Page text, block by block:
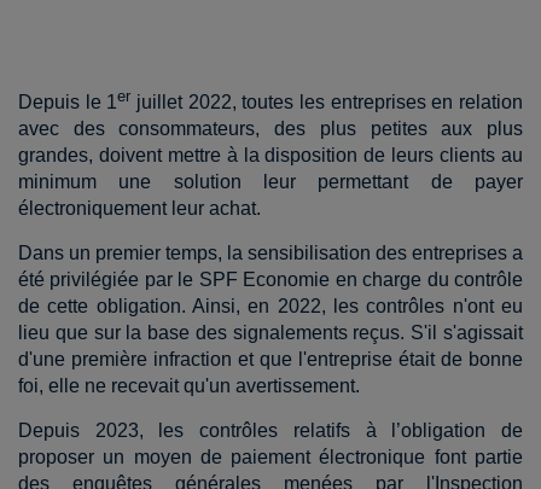
Depuis le 1er juillet 2022, toutes les entreprises en relation
avec des consommateurs, des plus petites aux plus
grandes, doivent mettre à la disposition de leurs clients au
minimum une solution leur permettant de payer
électroniquement leur achat.
Dans un premier temps, la sensibilisation des entreprises a
été privilégiée par le SPF Economie en charge du contrôle
de cette obligation. Ainsi, en 2022, les contrôles n'ont eu
lieu que sur la base des signalements reçus. S'il s'agissait
d'une première infraction et que l'entreprise était de bonne
foi, elle ne recevait qu'un avertissement.
Depuis 2023, les contrôles relatifs à l’obligation de
proposer un moyen de paiement électronique font partie
des enquêtes générales menées par l'Inspection